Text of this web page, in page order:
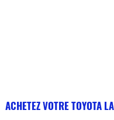
ACHETEZ VOTRE TOYOTA